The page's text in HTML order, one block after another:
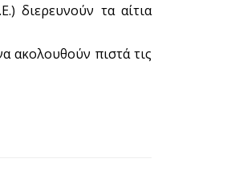
διερευνούν τα αίτια
ακολουθούν πιστά τις